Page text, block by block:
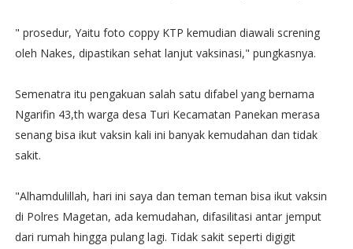
" prosedur, Yaitu foto coppy KTP kemudian diawali screning
oleh Nakes, dipastikan sehat lanjut vaksinasi," pungkasnya.
Semenatra itu pengakuan salah satu difabel yang bernama
Ngarifin 43,th warga desa Turi Kecamatan Panekan merasa
senang bisa ikut vaksin kali ini banyak kemudahan dan tidak
sakit.
"Alhamdulillah, hari ini saya dan teman teman bisa ikut vaksin
di Polres Magetan, ada kemudahan, difasilitasi antar jemput
dari rumah hingga pulang lagi. Tidak sakit seperti digigit